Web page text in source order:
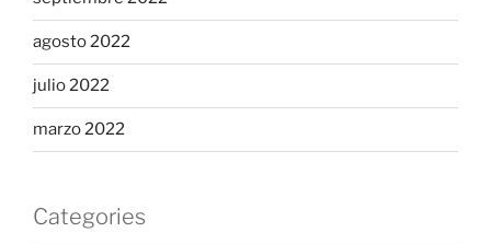
agosto 2022
julio 2022
marzo 2022
Categories